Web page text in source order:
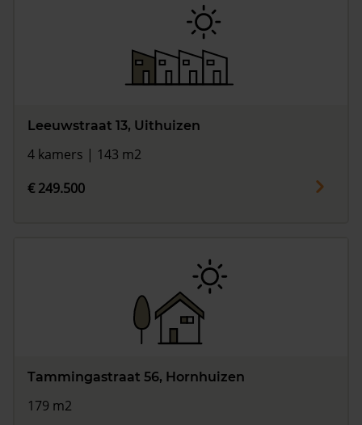
Leeuwstraat 13, Uithuizen
4 kamers | 143 m2
€ 249.500
Tammingastraat 56, Hornhuizen
179 m2